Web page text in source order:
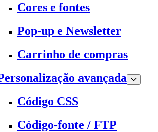
Cores e fontes
Pop-up e Newsletter
Carrinho de compras
avançada
Código CSS
Código-fonte / FTP